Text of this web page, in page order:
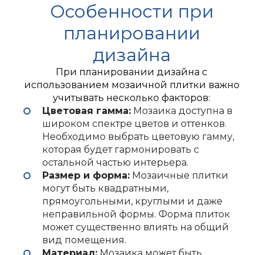
Укладка мозаики 2
Особенности при
планировании
дизайна
При планировании дизайна с
использованием мозаичной плитки важно
учитывать несколько факторов:
Цветовая гамма: Мозаика доступна в
широком спектре цветов и оттенков.
Необходимо выбрать цветовую гамму,
которая будет гармонировать с
остальной частью интерьера.
Размер и форма: Мозаичные плитки
могут быть квадратными,
прямоугольными, круглыми и даже
неправильной формы. Форма плиток
может существенно влиять на общий
вид помещения.